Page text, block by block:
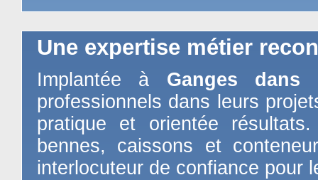
Une expertise métier
Implantée à Ganges dans
professionnels dans leurs
pratique et orientée
bennes, caissons et
interlocuteur de confiance pour